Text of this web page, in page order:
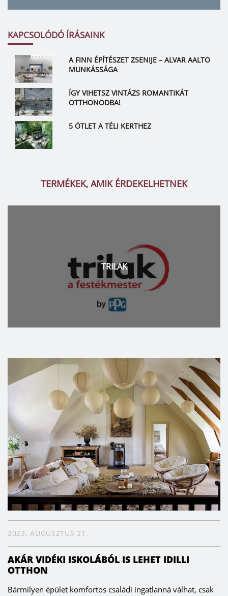
KAPCSOLÓDÓ ÍRÁSAINK
A FINN ÉPÍTÉSZET ZSENIJE – ALVAR AALTO
MUNKÁSSÁGA
ÍGY VIHETSZ VINTÁZS ROMANTIKÁT
OTTHONODBA!
5 ÖTLET A TÉLI KERTHEZ
TERMÉKEK, AMIK ÉRDEKELHETNEK
TRILAK
2023. AUGUSZTUS 21.
AKÁR VIDÉKI ISKOLÁBÓL IS LEHET IDILLI
OTTHON
Bármilyen épület komfortos családi ingatlanná válhat, csak